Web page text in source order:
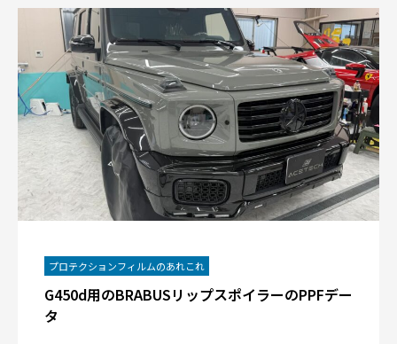
プロテクションフィルムのあれこれ
G450d用のBRABUSリップスポイラーのPPFデー
タ